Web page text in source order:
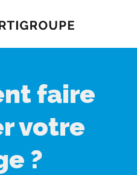
faire
votre
?